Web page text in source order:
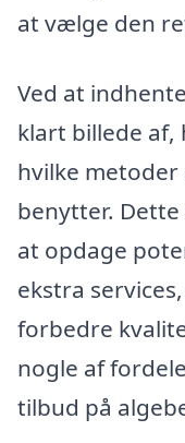
at vælge den
Ved at
klart billede af,
hvilke
benytter.
at opdage
ekstra
forbedre
nogle af
tilbud på